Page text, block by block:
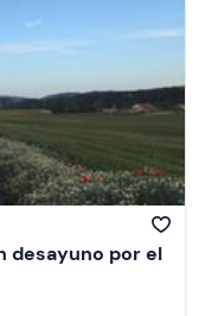
desayuno por el